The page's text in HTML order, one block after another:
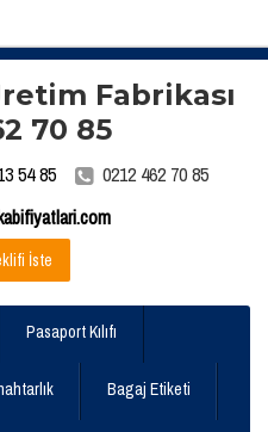
54 85
0212 462 70 85
İste
Pasaport Kılıfı
Bagaj Etiketi